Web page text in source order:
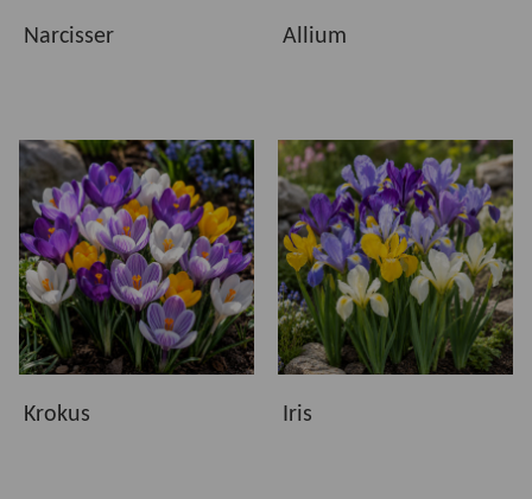
Narcisser Allium
Krokus Iris